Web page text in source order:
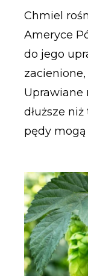
Chmiel
Ameryce
do jego
zacienione,
Uprawiane
dłuższe
pędy mogą